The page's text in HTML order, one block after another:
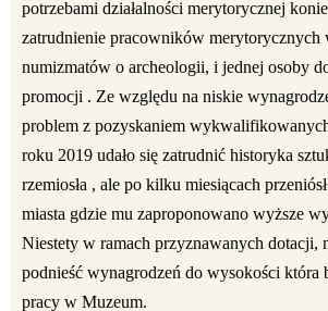
potrzebami działalności merytorycznej
zatrudnienie pracowników merytorycznych
numizmatów o archeologii, i jednej osoby
promocji . Ze względu na niskie
problem z pozyskaniem
roku 2019 udało się zatrudnić historyka
rzemiosła , ale po kilku miesiącach
miasta gdzie mu zaproponowano wyższe
Niestety w ramach przyznawanych dotacji,
podnieść wynagrodzeń do wysokości która
pracy w Muzeum.